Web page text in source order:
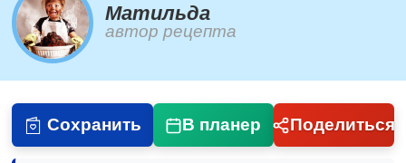
Матильда
автор рецепта
Сохранить В планер Поделиться